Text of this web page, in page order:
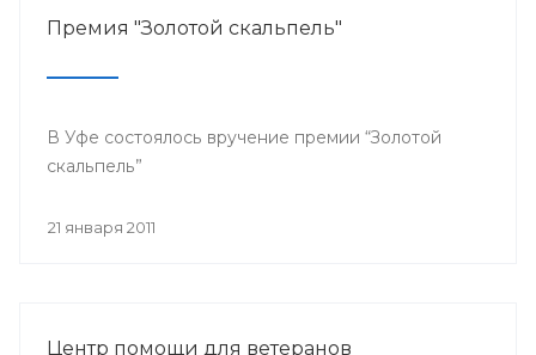
Премия "Золотой скальпель"
В Уфе состоялось вручение премии “Золотой
скальпель”
21 января 2011
Центр помощи для ветеранов